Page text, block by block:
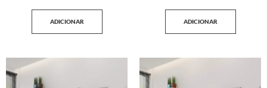
ADICIONAR ADICIONAR